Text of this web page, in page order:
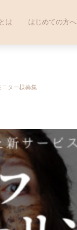
は はじめての方へ
ニター様募集